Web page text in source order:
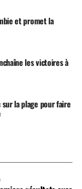
et promet la
les victoires à
la plage pour faire